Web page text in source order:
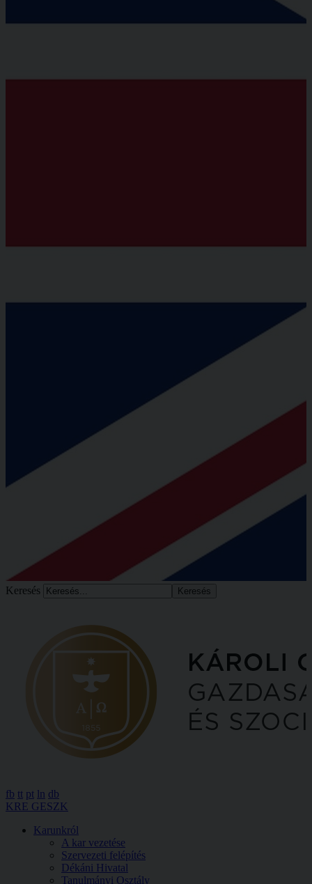
Keresés
fb tt pt ln db
KRE GESZK
Karunkról
A kar vezetése
Szervezeti felépítés
Dékáni Hivatal
Tanulmányi Osztály